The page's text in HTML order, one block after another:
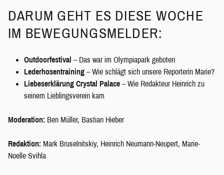
DARUM GEHT ES DIESE WOCHE
IM BEWEGUNGSMELDER:
Outdoorfestival – Das war im Olympiapark geboten
Lederhosentraining – Wie schlägt sich unsere Reporterin Marie?
Liebeserklärung Crystal Palace – Wie Redakteur Heinrich zu
seinem Lieblingsverein kam
Moderation: Ben Müller, Bastian Hieber
Redaktion: Mark Bruselnitskiy, Heinrich Neumann-Neupert, Marie-
Noelle Svihla